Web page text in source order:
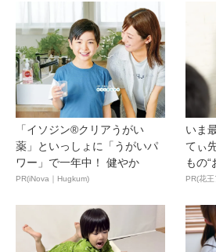
「イソジン®クリアうがい
薬」といっしょに「うがいパ
ワー」で一年中！ 健やか
PR(iNova｜Hugkum)
いま
てぃ
もの“
PR(花